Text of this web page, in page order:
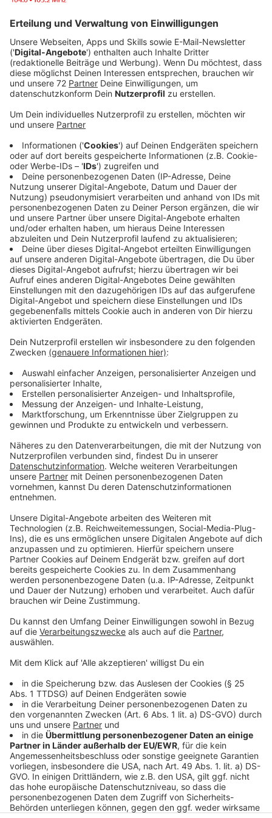
In seiner Matt-Simon-Manier macht der Song
Beobachtungen über das alltägliche Leben und wirft
dringliche Fragen auf, während sich der in L.A. lebende
Künstler mit Selbstmedikation, existenziellen, sozialen
Ängsten, Euphorie aber auch Verzweiflung
auseinandersetzt: Was genau liegt in unserer
menschlicher Natur, dass wir die Kontrolle über uns
verlieren, persönliche Grenzen überschreiten und zu
weit gehen wollen? Dabei drehen sich die Lyrics nicht
nur um das Feiern und nächtliches Abschweifen,
sondern auch um größere Themen wie Kapitalismus,
Konsum und das allgegenwärtige Bedürfnis, immer
mehr haben zu wollen und besitzen zu können.
"Too Much" lebt von seinen Bläsern und Beats, die in
dem Refrain ihren Höhepunkt finden. Gemeinsam mit
seinem langjährigen Freund und Kollaborateur Chris
Ayer, dem niederländischen Songwriter Léon Paul
Palmen und dem schwedischen Produzenten Hampus
Lindvall arbeitete Simons an der neuen Single, um
einen zugänglichen Sound zu erreichen, der sich
dennoch für jeden seiner Fans auf dem Globus
möglichst persönlich anfühlt.
Anzeige
Wir benötigen Ihre
Zustimmung, um den YouTube
Video-Service zu laden!
Wir verwenden einen Service eines
einzubetten. Dieser Service kann
Daten zu Ihren Aktivitäten
sammeln. Bitte lesen Sie die
Details durch und stimmen Sie der
Nutzung des Service zu, um dieses
Video anzusehen.
Mehr Informationen
powered byUsercentrics Consent
Management Platform
Nach dem Erfolg seiner letzten Singles "Identity
Crisis" und "Better Tomorrow" meldet sich Matt
Simons mit seiner neuen Single "Too Much" zurück! Die
ist neu bei uns im besten Mix.
Anzeige
Anzeige